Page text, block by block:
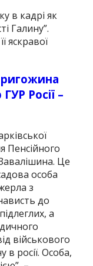
в кадрі як
Галину”.
яскравої
Росії –
Пенсійного
Це
особа
з
до
а
військового
в росії. Особа,